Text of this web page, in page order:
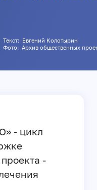
Текст: Евгений Колотырин
Фото: Архив общественных
- цикл
-